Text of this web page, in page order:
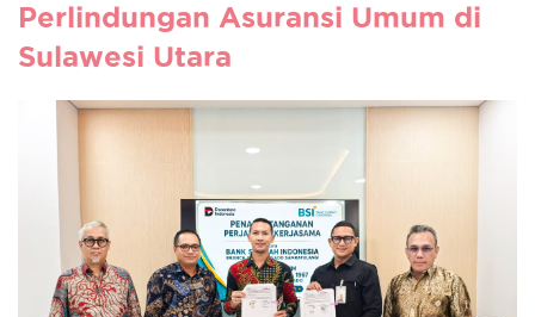
Perlindungan Asuransi Umum di
Sulawesi Utara